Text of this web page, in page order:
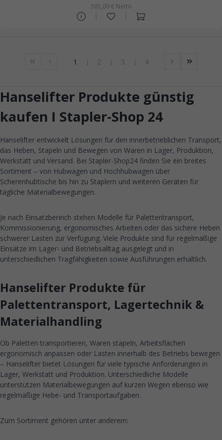
585,00 € Netto
1 2 3 4
Hanselifter Produkte günstig
kaufen I Stapler-Shop 24
Hanselifter entwickelt Lösungen für den innerbetrieblichen Transport,
das Heben, Stapeln und Bewegen von Waren in Lager, Produktion,
Werkstatt und Versand. Bei Stapler-Shop24 finden Sie ein breites
Sortiment – von Hubwagen und Hochhubwagen über
Scherenhubtische bis hin zu Staplern und weiteren Geräten für
tägliche Materialbewegungen.
Je nach Einsatzbereich stehen Modelle für Palettentransport,
Kommissionierung, ergonomisches Arbeiten oder das sichere Heben
schwerer Lasten zur Verfügung. Viele Produkte sind für regelmäßige
Einsätze im Lager- und Betriebsalltag ausgelegt und in
unterschiedlichen Tragfähigkeiten sowie Ausführungen erhältlich.
Hanselifter Produkte für
Palettentransport, Lagertechnik &
Materialhandling
Ob Paletten transportieren, Waren stapeln, Arbeitsflächen
ergonomisch anpassen oder Lasten innerhalb des Betriebs bewegen
– Hanselifter bietet Lösungen für viele typische Anforderungen in
Lager, Werkstatt und Produktion. Unterschiedliche Modelle
unterstützen Materialbewegungen auf kurzen Wegen ebenso wie
regelmäßige Hebe- und Transportaufgaben.
Zum Sortiment gehören unter anderem: